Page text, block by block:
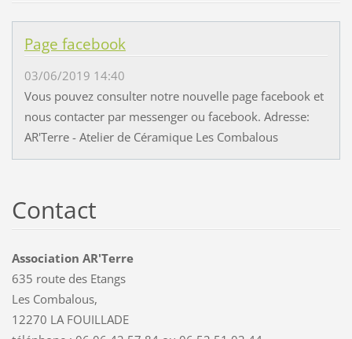
Page facebook
03/06/2019 14:40
Vous pouvez consulter notre nouvelle page facebook et
nous contacter par messenger ou facebook. Adresse:
AR'Terre - Atelier de Céramique Les Combalous
Contact
Association AR'Terre
635 route des Etangs
Les Combalous,
12270 LA FOUILLADE